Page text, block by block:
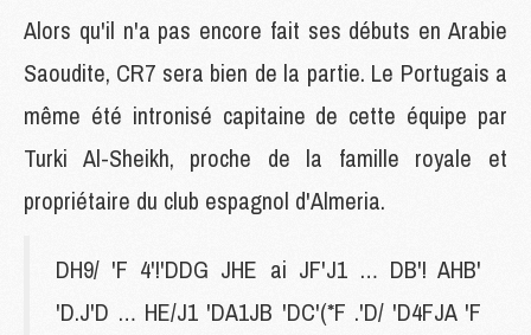
Alors qu'il n'a pas encore fait ses débuts en Arabie
Saoudite, CR7 sera bien de la partie. Le Portugais a
même été intronisé capitaine de cette équipe par
Turki Al-Sheikh, proche de la famille royale et
propriétaire du club espagnol d'Almeria.
'DH9/ 'F 4'!'DDG JHE ai JF'J1 … DB'! AHB
'D.J'D … HE/J1 'DA1JB 'DC'(*F .'D/ 'D4FJA 'F